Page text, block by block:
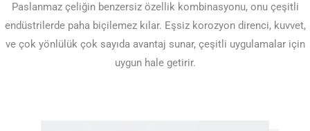
Paslanmaz çeliğin benzersiz özellik kombinasyonu, onu çeşitli
endüstrilerde paha biçilemez kılar. Eşsiz korozyon direnci, kuvvet,
ve çok yönlülük çok sayıda avantaj sunar, çeşitli uygulamalar için
uygun hale getirir.